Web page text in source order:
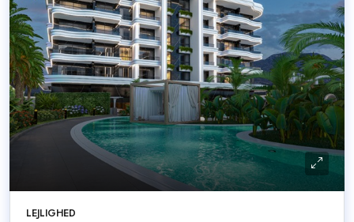
LEJLIGHED